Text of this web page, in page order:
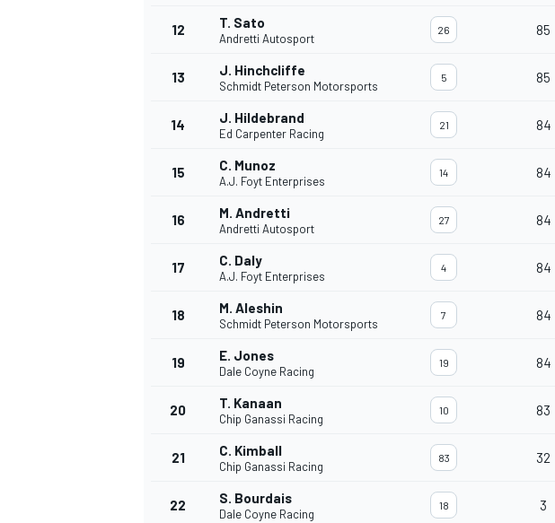
12 T. Sato
Andretti Autosport
26 85
13 J. Hinchcliffe
Schmidt Peterson Motorsports
5 85
14 J. Hildebrand
Ed Carpenter Racing
21 84
15 C. Munoz
A.J. Foyt Enterprises
14 84
16 M. Andretti
Andretti Autosport
27 84
17 C. Daly
A.J. Foyt Enterprises
4 84
18 M. Aleshin
Schmidt Peterson Motorsports
7 84
19 E. Jones
Dale Coyne Racing
19 84
20 T. Kanaan
Chip Ganassi Racing
10 83
21 C. Kimball
Chip Ganassi Racing
83 32
22 S. Bourdais
Dale Coyne Racing
18 3